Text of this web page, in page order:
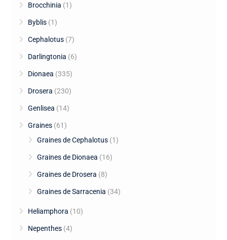
Brocchinia (1)
Byblis (1)
Cephalotus (7)
Darlingtonia (6)
Dionaea (335)
Drosera (230)
Genlisea (14)
Graines (61)
Graines de Cephalotus (1)
Graines de Dionaea (16)
Graines de Drosera (8)
Graines de Sarracenia (34)
Heliamphora (10)
Nepenthes (4)